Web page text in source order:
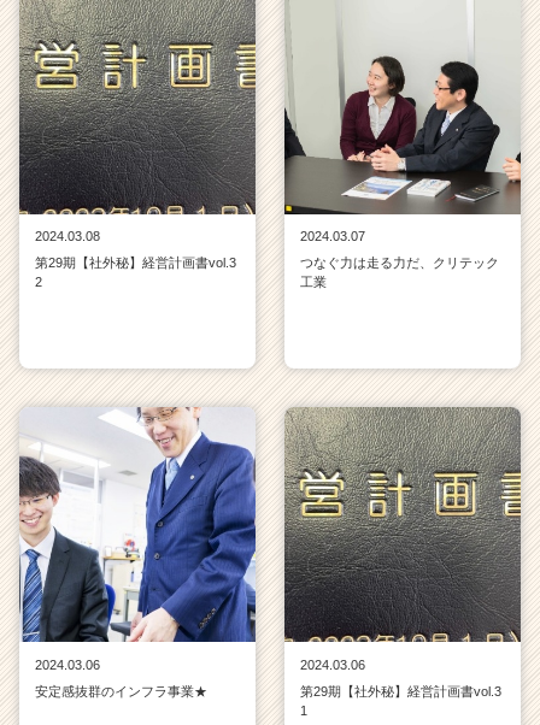
2024.03.08
第29期【社外秘】経営計画書vol.3
2
2024.03.07
つなぐ力は走る力だ、クリテック
工業
2024.03.06
安定感抜群のインフラ事業★
2024.03.06
第29期【社外秘】経営計画書vol.3
1